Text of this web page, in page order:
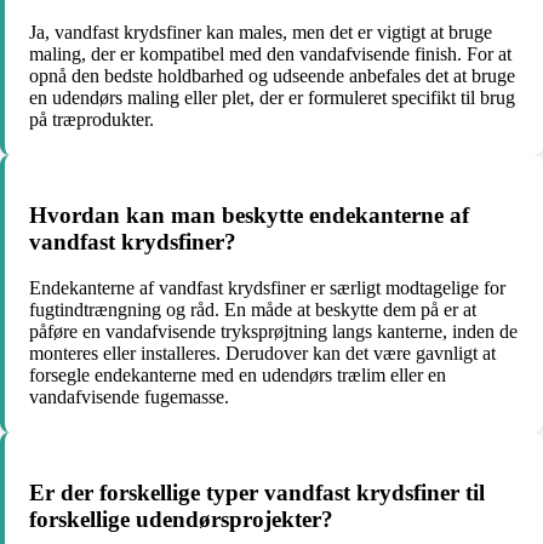
Ja, vandfast krydsfiner kan males, men det er vigtigt at bruge
maling, der er kompatibel med den vandafvisende finish. For at
opnå den bedste holdbarhed og udseende anbefales det at bruge
en udendørs maling eller plet, der er formuleret specifikt til brug
på træprodukter.
Hvordan kan man beskytte endekanterne af
vandfast krydsfiner?
Endekanterne af vandfast krydsfiner er særligt modtagelige for
fugtindtrængning og råd. En måde at beskytte dem på er at
påføre en vandafvisende tryksprøjtning langs kanterne, inden de
monteres eller installeres. Derudover kan det være gavnligt at
forsegle endekanterne med en udendørs trælim eller en
vandafvisende fugemasse.
Er der forskellige typer vandfast krydsfiner til
forskellige udendørsprojekter?